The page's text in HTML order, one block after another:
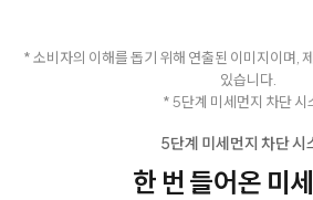
* 소비자의 이해를 돕기 위해 연출된 이미지이며,
있습니다.
* 5단계 미세먼지 차단 시
5단계 미세먼지 차단 시
한 번 들어온 미